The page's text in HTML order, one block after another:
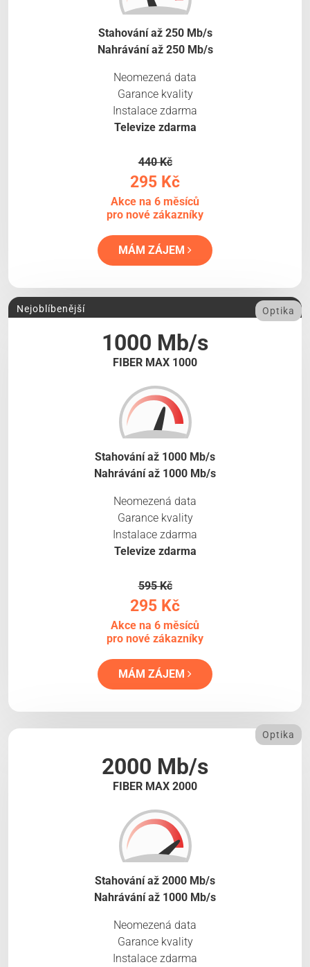
Stahování až 250 Mb/s
Nahrávání až 250 Mb/s
Neomezená data
Garance kvality
Instalace zdarma
Televize zdarma
440 Kč
295 Kč
Akce na 6 měsíců
pro nové zákazníky
MÁM ZÁJEM
1000 Mb/s
FIBER MAX 1000
Nejoblíbenější Optika
Stahování až 1000 Mb/s
Nahrávání až 1000 Mb/s
Neomezená data
Garance kvality
Instalace zdarma
Televize zdarma
595 Kč
295 Kč
Akce na 6 měsíců
pro nové zákazníky
MÁM ZÁJEM
2000 Mb/s
FIBER MAX 2000
Optika
Stahování až 2000 Mb/s
Nahrávání až 1000 Mb/s
Neomezená data
Garance kvality
Instalace zdarma